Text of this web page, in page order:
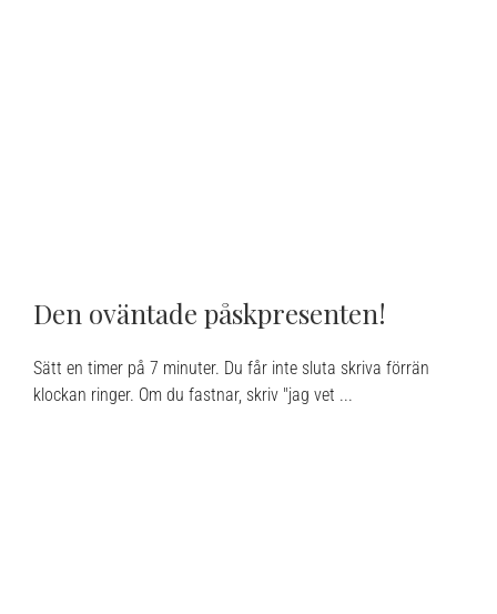
Den oväntade påskpresenten!
Sätt en timer på 7 minuter. Du får inte sluta skriva förrän
klockan ringer. Om du fastnar, skriv "jag vet ...